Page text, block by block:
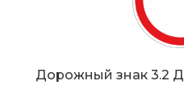
Дорожный знак 3.2